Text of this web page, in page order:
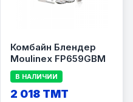
Комбайн Блендер
Moulinex FP659GBM
В НАЛИЧИИ
2 018 TMT